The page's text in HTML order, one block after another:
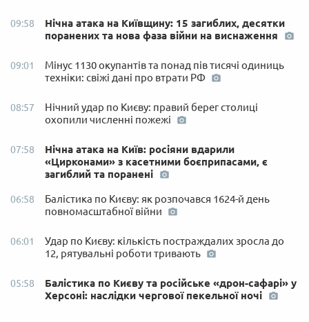
09:58
Нічна атака на Київщину: 15 загиблих, десятки
поранених та нова фаза війни на виснаження
09:01
Мінус 1130 окупантів та понад пів тисячі одиниць
техніки: свіжі дані про втрати РФ
08:57
Нічний удар по Києву: правий берег столиці
охопили численні пожежі
07:58
Нічна атака на Київ: росіяни вдарили
«Цирконами» з касетними боєприпасами, є
загиблий та поранені
06:58
Балістика по Києву: як розпочався 1624-й день
повномасштабної війни
06:01
Удар по Києву: кількість постраждалих зросла до
12, рятувальні роботи тривають
05:58
Балістика по Києву та російське «дрон-сафарі» у
Херсоні: наслідки чергової пекельної ночі